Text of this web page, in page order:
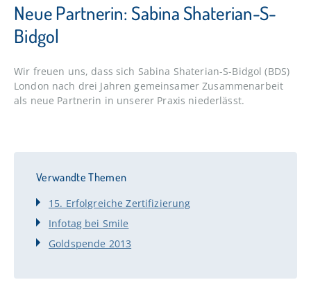
Neue Partnerin: Sabina Shaterian-S-
Bidgol
Wir freuen uns, dass sich Sabina Shaterian-S-Bidgol (BDS)
London nach drei Jahren gemeinsamer Zusammenarbeit
als neue Partnerin in unserer Praxis niederlässt.
Verwandte Themen
15. Erfolgreiche Zertifizierung
Infotag bei Smile
Goldspende 2013